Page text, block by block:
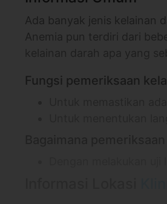
Ada banyak jenis kelainan
Anemia pun terdiri dari
Fungsi pemeriksaan